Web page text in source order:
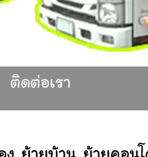
ติดต่อเรา